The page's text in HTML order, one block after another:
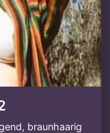
braunhaarig